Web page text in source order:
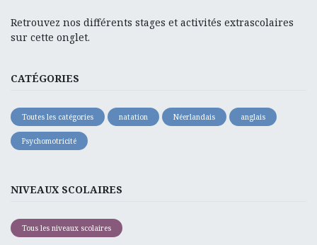
Retrouvez nos différents stages et activités extrascolaires
sur cette onglet.
CATÉGORIES
Toutes les catégories natation Néerlandais anglais
Psychomotricité
NIVEAUX SCOLAIRES
Tous les niveaux scolaires